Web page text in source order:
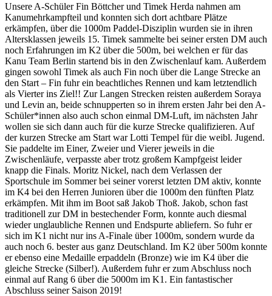
Unsere A-Schüler Fin Böttcher und Timek Herda nahmen am
Kanumehrkampfteil und konnten sich dort achtbare Plätze
erkämpfen, über die 1000m Paddel-Disziplin wurden sie in ihren
Altersklassen jeweils 15. Timek sammelte bei seiner ersten DM auch
noch Erfahrungen im K2 über die 500m, bei welchen er für das
Kanu Team Berlin startend bis in den Zwischenlauf kam. Außerdem
gingen sowohl Timek als auch Fin noch über die Lange Strecke an
den Start – Fin fuhr ein beachtliches Rennen und kam letztendlich
als Vierter ins Ziel!! Zur Langen Strecken reisten außerdem Soraya
und Levin an, beide schnupperten so in ihrem ersten Jahr bei den A-
Schüler*innen also auch schon einmal DM-Luft, im nächsten Jahr
wollen sie sich dann auch für die kurze Strecke qualifizieren. Auf
der kurzen Strecke am Start war Lotti Tempel für die weibl. Jugend.
Sie paddelte im Einer, Zweier und Vierer jeweils in die
Zwischenläufe, verpasste aber trotz großem Kampfgeist leider
knapp die Finals. Moritz Nickel, nach dem Verlassen der
Sportschule im Sommer bei seiner vorerst letzten DM aktiv, konnte
im K4 bei den Herren Junioren über die 1000m den fünften Platz
erkämpfen. Mit ihm im Boot saß Jakob Thoß. Jakob, schon fast
traditionell zur DM in bestechender Form, konnte auch diesmal
wieder unglaubliche Rennen und Endspurte abliefern. So fuhr er
sich im K1 nicht nur ins A-Finale über 1000m, sondern wurde da
auch noch 6. bester aus ganz Deutschland. Im K2 über 500m konnte
er ebenso eine Medaille erpaddeln (Bronze) wie im K4 über die
gleiche Strecke (Silber!). Außerdem fuhr er zum Abschluss noch
einmal auf Rang 6 über die 5000m im K1. Ein fantastischer
Abschluss seiner Saison 2019!